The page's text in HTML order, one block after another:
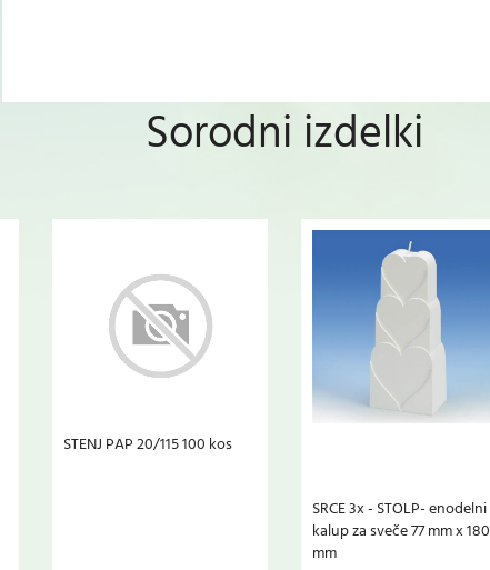
Sorodni izdelki
STENJ PAP 20/115 100 kos
SRCE 3x - STOLP- enodelni
kalup za sveče 77 mm x 180
mm